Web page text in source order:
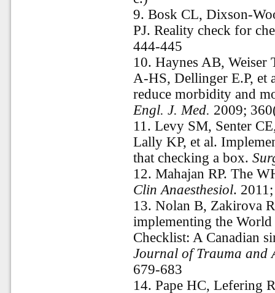
9. Bosk CL, Dixson-
PJ. Reality check for
444-445
10. Haynes AB,
A-HS, Dellinger E.P, et
reduce morbidity and
Engl. J. Med. 2009;
11. Levy SM, Senter
Lally KP, et al.
that checking a box.
12. Mahajan RP. The
Clin Anaesthesiol.
13. Nolan B, Zakirova
implementing the World
Checklist: A Canadian
Journal of Trauma and
679-683
14. Pape HC, Lefering